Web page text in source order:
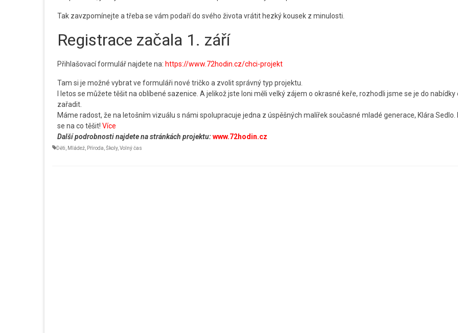
Tak zavzpomínejte a třeba se vám podaří do svého života vrátit hezký kousek z minulosti.
Registrace začala 1. září
Přihlašovací formulář najdete na: https://www.72hodin.cz/chci-projekt
Tam si je možné vybrat ve formuláři nové tričko a zvolit správný typ projektu.
I letos se můžete těšit na oblíbené sazenice. A jelikož jste loni měli velký zájem o okrasné keře, rozhodli jsme se je do nabídky
zařadit.
Máme radost, že na letošním vizuálu s námi spolupracuje jedna z úspěšných malířek současné mladé generace, Klára Sedlo.
se na co těšit! Více
Další podrobnosti najdete na stránkách projektu:www.72hodin.cz
Děti Mládež Příroda Školy, Volný čas